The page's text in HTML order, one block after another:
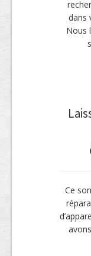
dans
Nous
Ce